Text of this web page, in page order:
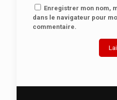
Enregistrer mon nom,
dans le navigateur pour
commentaire.